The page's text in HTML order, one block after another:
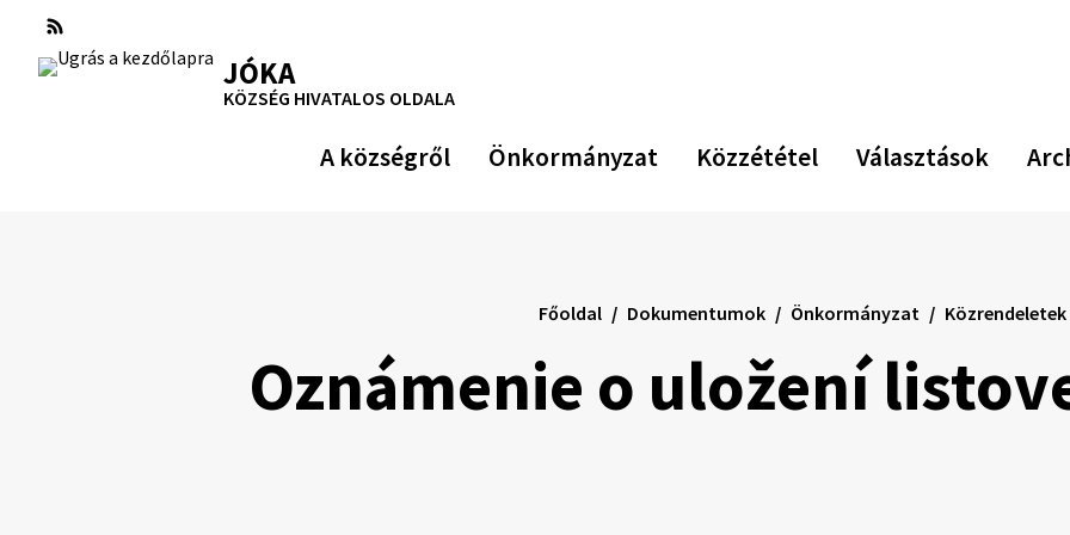
Ugrás
tartalomra
RSS Oldaltérkép
Nyomtatás JÓKA
KÖZSÉG HIVATALOS OLDALA
A községről Önkormányzat Közzététel Választások
Oznámenie o uložení
Főoldal Dokumentumok Önkormányzat Közrendeletek